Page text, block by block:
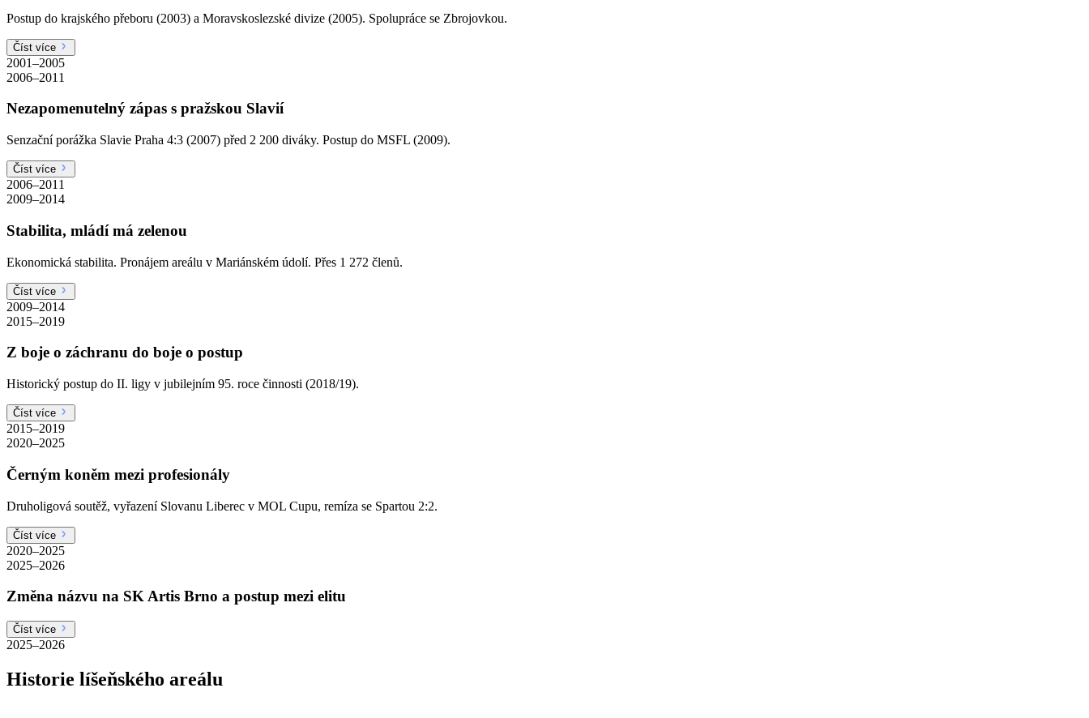
Postup do krajského přeboru (2003) a Moravskoslezské divize (2005). Spolupráce se Zbrojovkou.
Číst více
2001–2005
2006–2011
Nezapomenutelný zápas s pražskou Slavií
Senzační porážka Slavie Praha 4:3 (2007) před 2 200 diváky. Postup do MSFL (2009).
Číst více
2006–2011
2009–2014
Stabilita, mládí má zelenou
Ekonomická stabilita. Pronájem areálu v Mariánském údolí. Přes 1 272 členů.
Číst více
2009–2014
2015–2019
Z boje o záchranu do boje o postup
Historický postup do II. ligy v jubilejním 95. roce činnosti (2018/19).
Číst více
2015–2019
2020–2025
Černým koněm mezi profesionály
Druholigová soutěž, vyřazení Slovanu Liberec v MOL Cupu, remíza se Spartou 2:2.
Číst více
2020–2025
2025–2026
Změna názvu na SK Artis Brno a postup mezi elitu
Číst více
2025–2026
Historie líšeňského areálu